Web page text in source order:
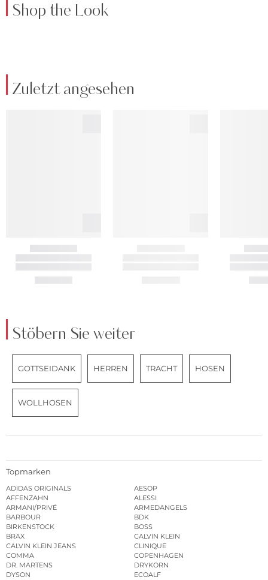
Shop the Look
Zuletzt angesehen
Stöbern Sie weiter
GOTTSEIDANK HERREN TRACHT HOSEN
WOLLHOSEN
Topmarken
ADIDAS ORIGINALS
AESOP
AFFENZAHN
ALESSI
ARMANI/PRIVÉ
ARMEDANGELS
BARBOUR
BDK
BIRKENSTOCK
BOSS
BRAX
CALVIN KLEIN
CALVIN KLEIN JEANS
CLINIQUE
COMMA
COPENHAGEN
DR. MARTENS
DRYKORN
DYSON
ECOALF